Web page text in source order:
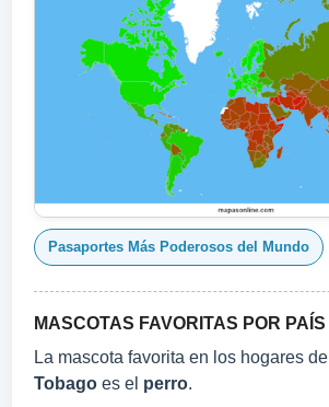
Pasaportes Más Poderosos del Mundo
MASCOTAS FAVORITAS POR PAÍS
La mascota favorita en los hogares de
Tobago es el perro.